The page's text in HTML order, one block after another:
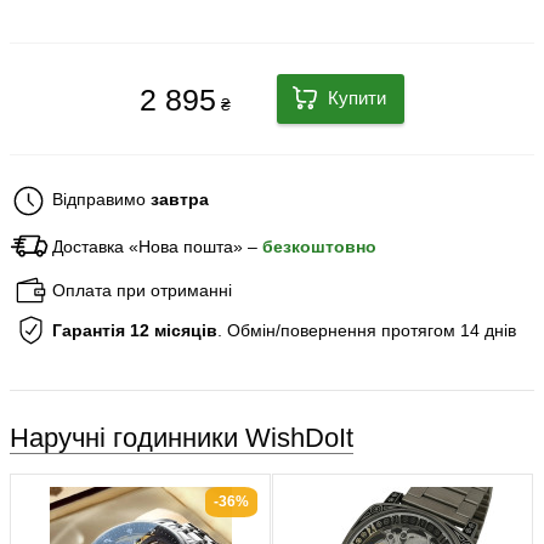
2 895₴ Купити
Відправимо завтра
Доставка «Нова пошта» – безкоштовно
Оплата при отриманні
Гарантія 12 місяців . Обмін/повернення протягом 14 днів
Наручні годинники WishDoIt
-36%